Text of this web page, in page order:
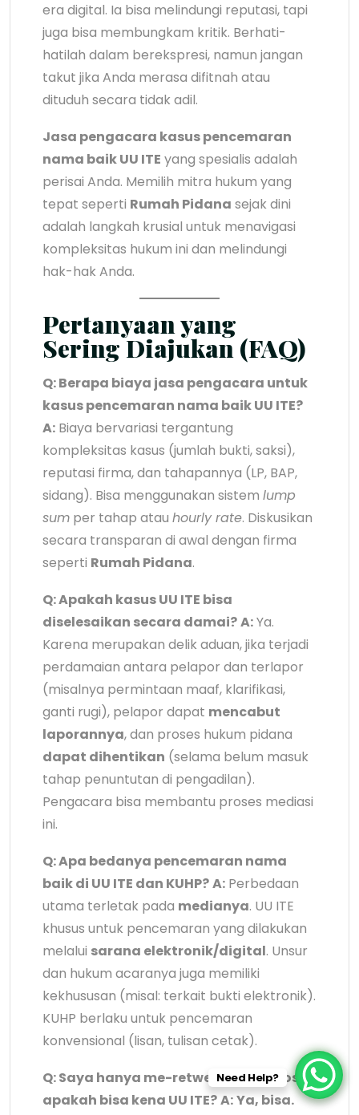
era digital. Ia bisa melindungi reputasi, tapi
juga bisa membungkam kritik. Berhati-
hatilah dalam berekspresi, namun jangan
takut jika Anda merasa difitnah atau
dituduh secara tidak adil.
Jasa pengacara kasus pencemaran
nama baik UU ITE yang spesialis adalah
perisai Anda. Memilih mitra hukum yang
tepat seperti Rumah Pidana sejak dini
adalah langkah krusial untuk menavigasi
kompleksitas hukum ini dan melindungi
hak-hak Anda.
Pertanyaan yang
Sering Diajukan (FAQ)
Q: Berapa biaya jasa pengacara untuk
kasus pencemaran nama baik UU ITE?
A: Biaya bervariasi tergantung
kompleksitas kasus (jumlah bukti, saksi),
reputasi firma, dan tahapannya (LP, BAP,
sidang). Bisa menggunakan sistem lump
sum per tahap atau hourly rate. Diskusikan
secara transparan di awal dengan firma
seperti Rumah Pidana.
Q: Apakah kasus UU ITE bisa
diselesaikan secara damai?A:Ya.
Karena merupakan delik aduan, jika terjadi
perdamaian antara pelapor dan terlapor
(misalnya permintaan maaf, klarifikasi,
ganti rugi), pelapor dapat mencabut
laporannya, dan proses hukum pidana
dapat dihentikan (selama belum masuk
tahap penuntutan di pengadilan).
Pengacara bisa membantu proses mediasi
ini.
Q: Apa bedanya pencemaran nama
baik di UU ITE dan KUHP?A: Perbedaan
utama terletak pada medianya. UU ITE
khusus untuk pencemaran yang dilakukan
melalui sarana elektronik/digital. Unsur
dan hukum acaranya juga memiliki
kekhususan (misal: terkait bukti elektronik).
KUHP berlaku untuk pencemaran
konvensional (lisan, tulisan cetak).
Q: Saya hanya me-retweet/me-repost,
apakah bisa kena UU ITE?A:Ya, bisa.
Need Help?